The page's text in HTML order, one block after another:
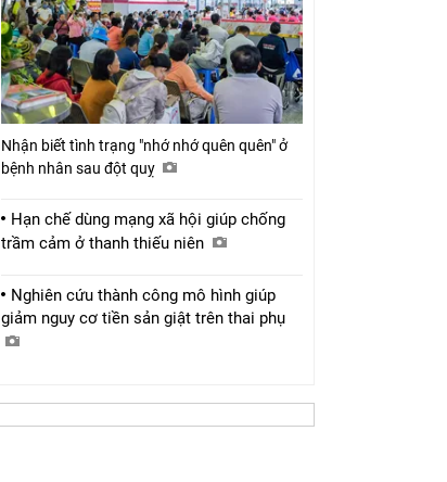
Nhận biết tình trạng "nhớ nhớ quên quên" ở
bệnh nhân sau đột quỵ
Hạn chế dùng mạng xã hội giúp chống
trầm cảm ở thanh thiếu niên
Nghiên cứu thành công mô hình giúp
giảm nguy cơ tiền sản giật trên thai phụ